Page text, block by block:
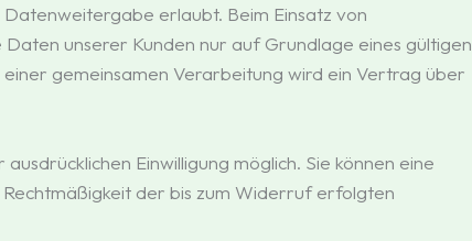
erlaubt. Beim Einsatz von
unserer Kunden nur auf Grundlage eines gültigen
gemeinsamen Verarbeitung wird ein Vertrag über
Einwilligung möglich. Sie können eine
der bis zum Widerruf erfolgten